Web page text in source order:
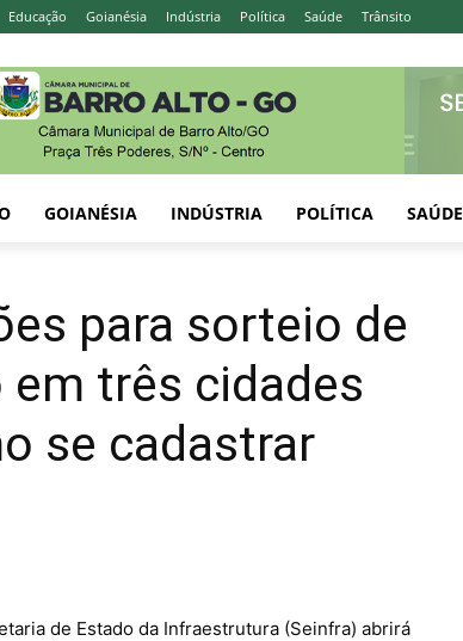
Educação Goianésia Indústria Política Saúde Trânsito
GOIANÉSIA INDÚSTRIA POLÍTICA SAÚDE
para sorteio de
três cidades
se cadastrar
de Estado da Infraestrutura (Seinfra) abrirá